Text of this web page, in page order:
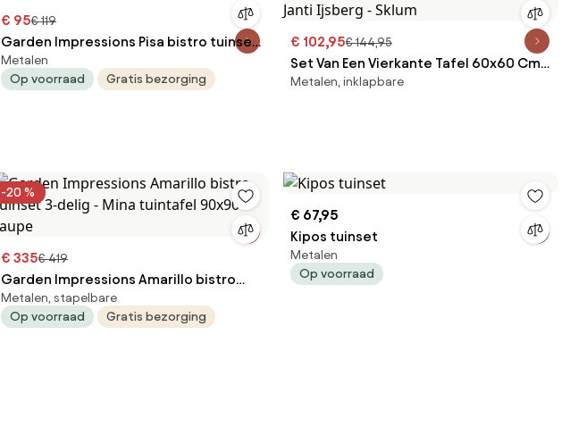
€ 95€ 119
Garden Impressions Pisa bistro tuinset
3-delig - donker grijs
Metalen
Op voorraad
Gratis bezorging
€ 102,95€ 144,95
Set Van Een Vierkante Tafel 60x60 Cm
En 2 Inklapbare Tuinstoelen Van Staal
Metalen, inklapbare
-20 %
€ 335€ 419
Garden Impressions Amarillo bistro
tuinset 3-delig - Mina tuintafel 90x90
taupe
Metalen, stapelbare
Op voorraad
Gratis bezorging
€ 67,95
Kipos tuinset
Metalen
Op voorraad